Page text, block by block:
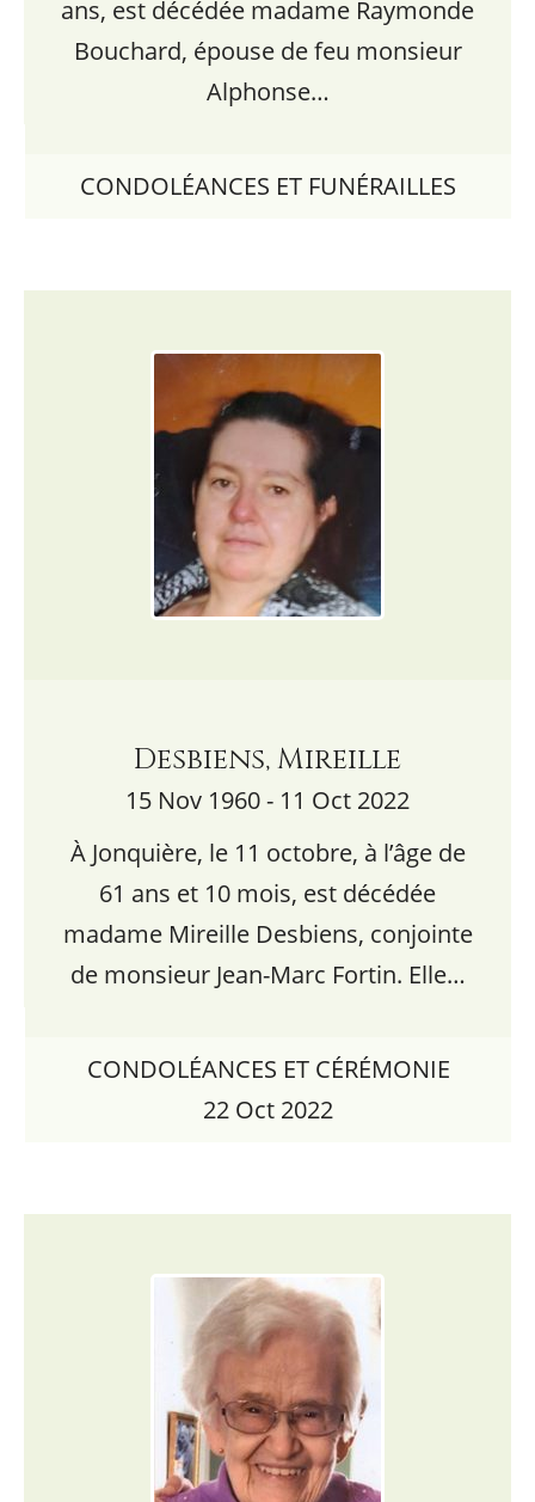
ans, est décédée madame Raymonde
Bouchard, épouse de feu monsieur
Alphonse…
CONDOLÉANCES ET FUNÉRAILLES
Desbiens, Mireille
15 Nov 1960 - 11 Oct 2022
À Jonquière, le 11 octobre, à l’âge de
61 ans et 10 mois, est décédée
madame Mireille Desbiens, conjointe
de monsieur Jean-Marc Fortin. Elle…
CONDOLÉANCES ET CÉRÉMONIE
22 Oct 2022